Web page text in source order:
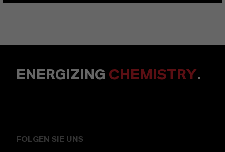
ENERGIZING CHEMISTRY.
FOLGEN SIE UNS